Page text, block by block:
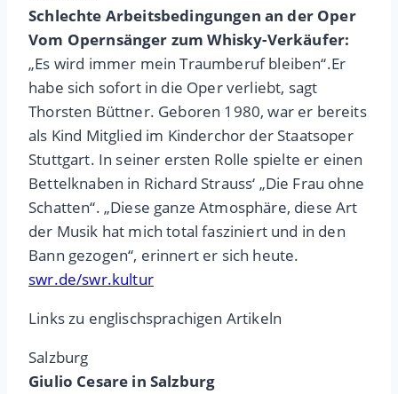
Schlechte Arbeitsbedingungen an der Oper
Vom Opernsänger zum Whisky-Verkäufer:
„Es wird immer mein Traumberuf bleiben“.Er
habe sich sofort in die Oper verliebt, sagt
Thorsten Büttner. Geboren 1980, war er bereits
als Kind Mitglied im Kinderchor der Staatsoper
Stuttgart. In seiner ersten Rolle spielte er einen
Bettelknaben in Richard Strauss‘ „Die Frau ohne
Schatten“. „Diese ganze Atmosphäre, diese Art
der Musik hat mich total fasziniert und in den
Bann gezogen“, erinnert er sich heute.
swr.de/swr.kultur
Links zu englischsprachigen Artikeln
Salzburg
Giulio Cesare in Salzburg